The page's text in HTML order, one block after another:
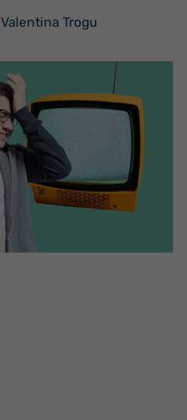
Valentina Trogu